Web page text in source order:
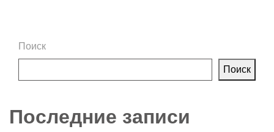
Поиск
Поиск
Последние записи